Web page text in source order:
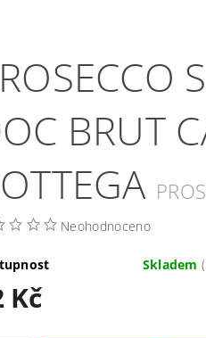
BRUT
Neohodnoceno
Skladem
Kč